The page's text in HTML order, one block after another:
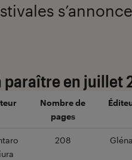
paraître en juillet
Nombre de
pages
208